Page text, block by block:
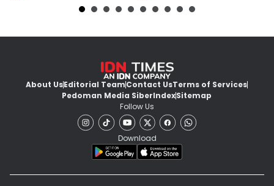
About UsEditorial TeamContact UsTerms of Services
Pedoman Media SiberIndexSitemap
Follow Us
Download